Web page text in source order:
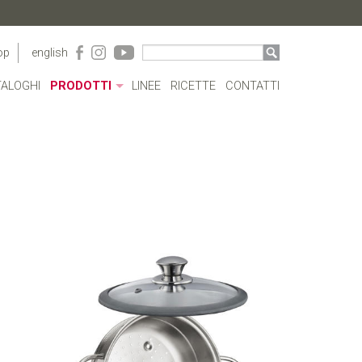
english
PRODOTTI
CAFFETTERIA
COMPLEMENTI TAVOLA
LINEE RICETTE CONTATTI